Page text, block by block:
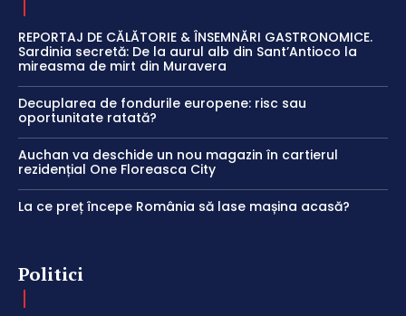
REPORTAJ DE CĂLĂTORIE & ÎNSEMNĂRI GASTRONOMICE.
Sardinia secretă: De la aurul alb din Sant’Antioco la
mireasma de mirt din Muravera
Decuplarea de fondurile europene: risc sau
oportunitate ratată?
Auchan va deschide un nou magazin în cartierul
rezidențial One Floreasca City
La ce preț începe România să lase mașina acasă?
Politici